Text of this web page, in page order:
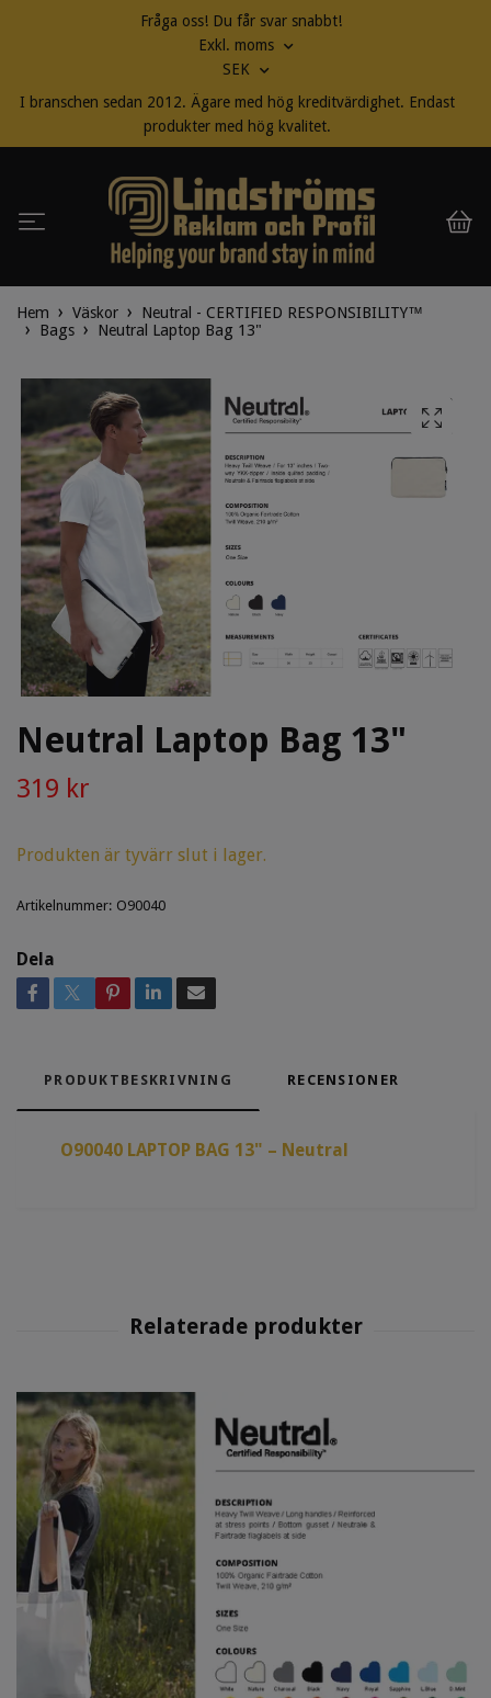
Fråga oss! Du får svar snabbt!
Exkl. moms
SEK
I branschen sedan 2012. Ägare med hög kreditvärdighet. Endast
produkter med hög kvalitet.
Hem Väskor
Neutral - CERTIFIED RESPONSIBILITY™
Bags
Neutral Laptop Bag 13"
Neutral Laptop Bag 13"
319 kr
Produkten är tyvärr slut i lager.
Artikelnummer: O90040
Dela
PRODUKTBESKRIVNING RECENSIONER
O90040 LAPTOP BAG 13" – Neutral